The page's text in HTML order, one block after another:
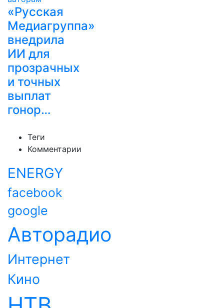
«Русская
Медиагруппа»
внедрила
ИИ для
прозрачных
и точных
выплат
гонор…
Теги
Комментарии
ENERGY
facebook
google
Авторадио
Интернет
Кино